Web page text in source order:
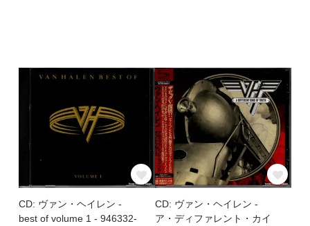
CD: ヴァン・ヘイレン -
best of volume 1 - 946332-
CD: ヴァン・ヘイレン -
ア・ディファレント・カイ